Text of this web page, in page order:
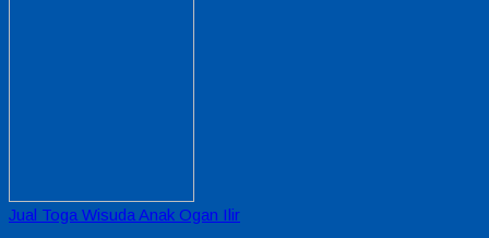
Jual Toga Wisuda Anak Ogan Ilir